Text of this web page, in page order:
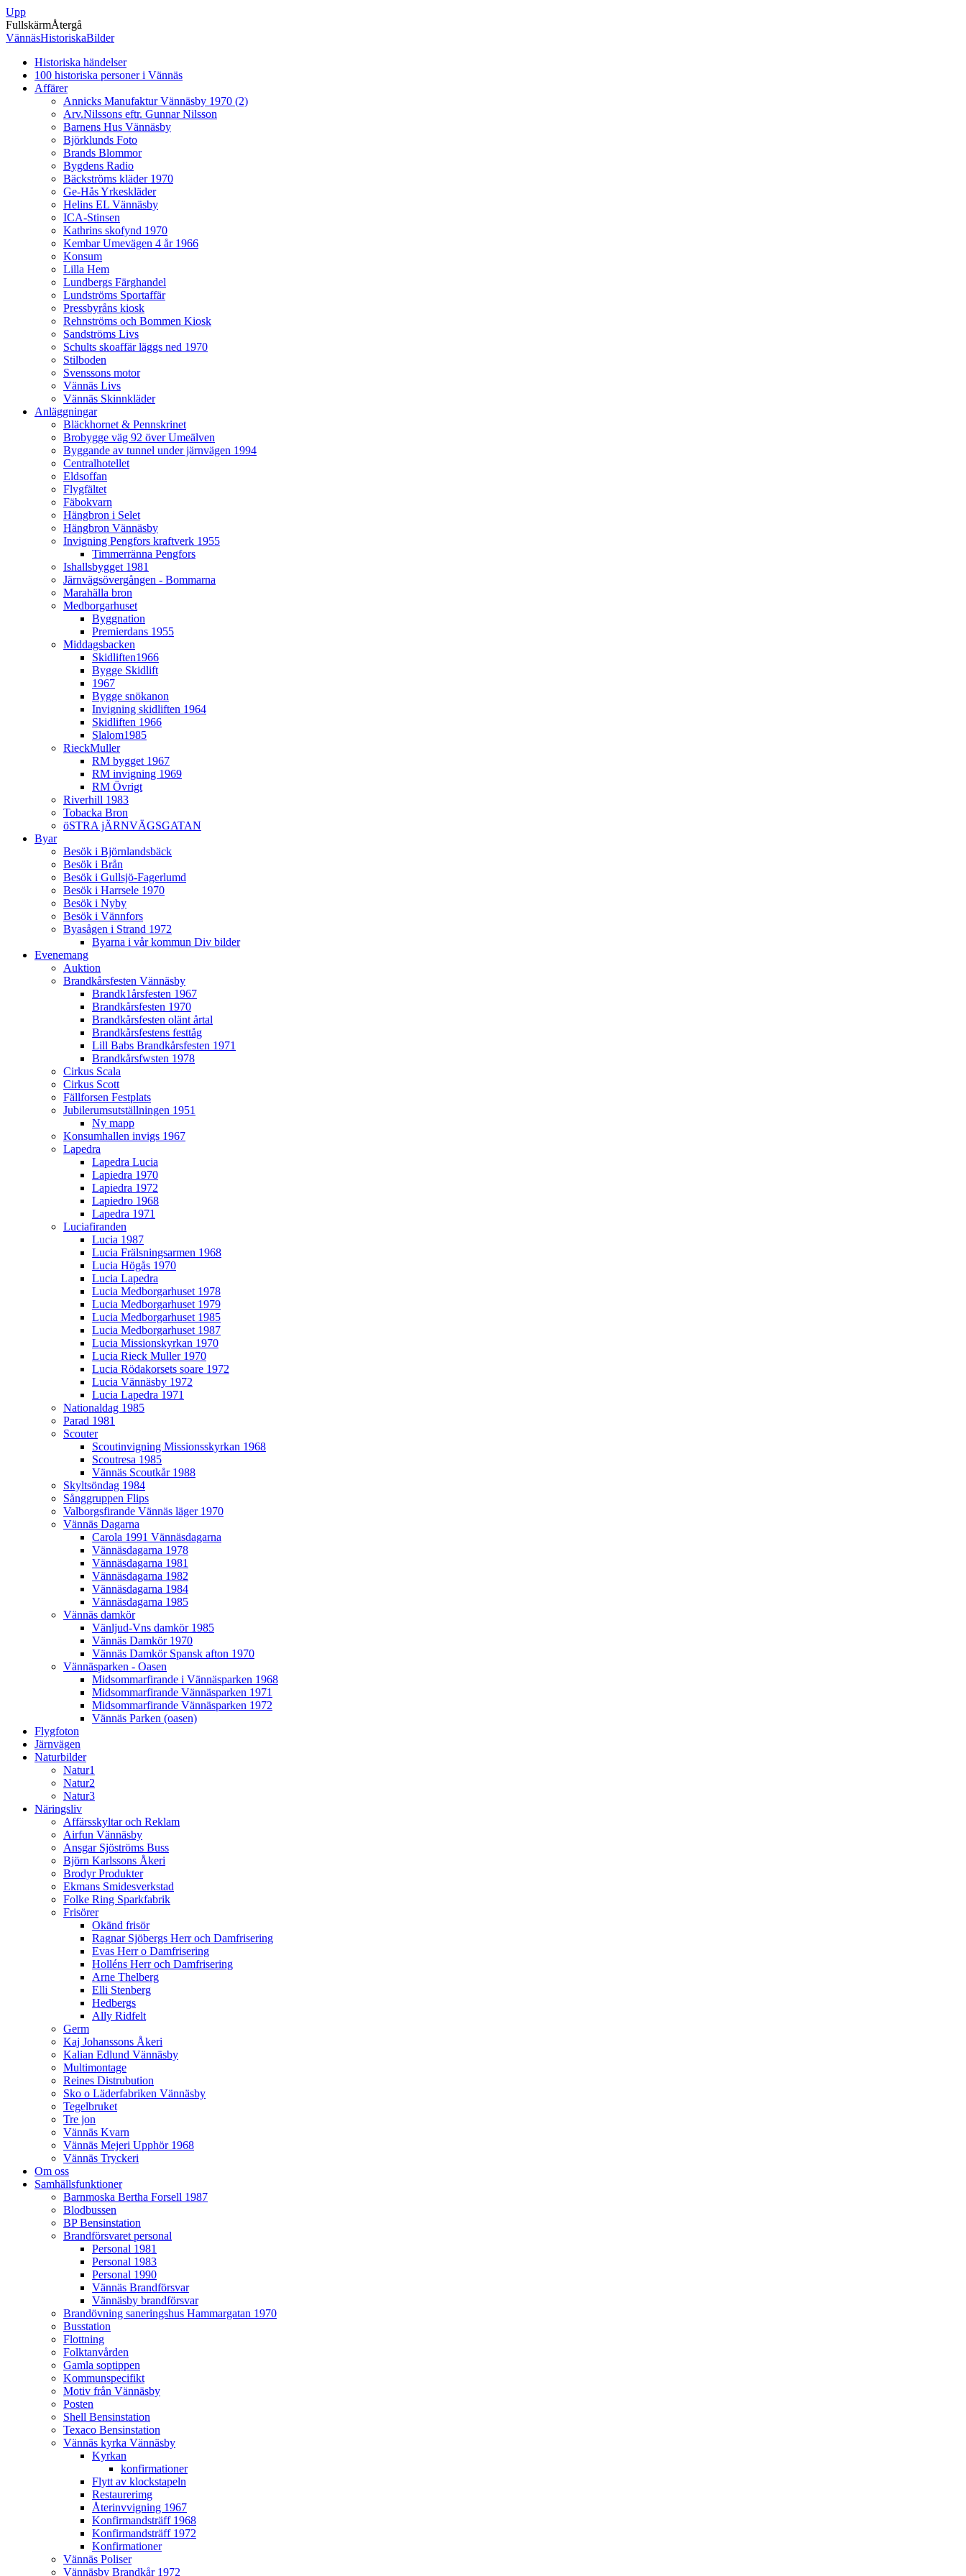
Upp
FullskärmÅtergå
VännäsHistoriskaBilder
Historiska händelser
100 historiska personer i Vännäs
Affärer
Annicks Manufaktur Vännäsby 1970 (2)
Arv.Nilssons eftr. Gunnar Nilsson
Barnens Hus Vännäsby
Björklunds Foto
Brands Blommor
Bygdens Radio
Bäckströms kläder 1970
Ge-Hås Yrkeskläder
Helins EL Vännäsby
ICA-Stinsen
Kathrins skofynd 1970
Kembar Umevägen 4 år 1966
Konsum
Lilla Hem
Lundbergs Färghandel
Lundströms Sportaffär
Pressbyråns kiosk
Rehnströms och Bommen Kiosk
Sandströms Livs
Schults skoaffär läggs ned 1970
Stilboden
Svenssons motor
Vännäs Livs
Vännäs Skinnkläder
Anläggningar
Bläckhornet & Pennskrinet
Brobygge väg 92 över Umeälven
Byggande av tunnel under järnvägen 1994
Centralhotellet
Eldsoffan
Flygfältet
Fäbokvarn
Hängbron i Selet
Hängbron Vännäsby
Invigning Pengfors kraftverk 1955
Timmerränna Pengfors
Ishallsbygget 1981
Järnvägsövergången - Bommarna
Marahälla bron
Medborgarhuset
Byggnation
Premierdans 1955
Middagsbacken
Skidliften1966
Bygge Skidlift
1967
Bygge snökanon
Invigning skidliften 1964
Skidliften 1966
Slalom1985
RieckMuller
RM bygget 1967
RM invigning 1969
RM Övrigt
Riverhill 1983
Tobacka Bron
öSTRA jÄRNVÄGSGATAN
Byar
Besök i Björnlandsbäck
Besök i Brån
Besök i Gullsjö-Fagerlumd
Besök i Harrsele 1970
Besök i Nyby
Besök i Vännfors
Byasågen i Strand 1972
Byarna i vår kommun Div bilder
Evenemang
Auktion
Brandkårsfesten Vännäsby
Brandk1årsfesten 1967
Brandkårsfesten 1970
Brandkårsfesten olänt årtal
Brandkårsfestens festtåg
Lill Babs Brandkårsfesten 1971
Brandkårsfwsten 1978
Cirkus Scala
Cirkus Scott
Fällforsen Festplats
Jubilerumsutställningen 1951
Ny mapp
Konsumhallen invigs 1967
Lapedra
Lapedra Lucia
Lapiedra 1970
Lapiedra 1972
Lapiedro 1968
Lapedra 1971
Luciafiranden
Lucia 1987
Lucia Frälsningsarmen 1968
Lucia Högås 1970
Lucia Lapedra
Lucia Medborgarhuset 1978
Lucia Medborgarhuset 1979
Lucia Medborgarhuset 1985
Lucia Medborgarhuset 1987
Lucia Missionskyrkan 1970
Lucia Rieck Muller 1970
Lucia Rödakorsets soare 1972
Lucia Vännäsby 1972
Lucia Lapedra 1971
Nationaldag 1985
Parad 1981
Scouter
Scoutinvigning Missionsskyrkan 1968
Scoutresa 1985
Vännäs Scoutkår 1988
Skyltsöndag 1984
Sånggruppen Flips
Valborgsfirande Vännäs läger 1970
Vännäs Dagarna
Carola 1991 Vännäsdagarna
Vännäsdagarna 1978
Vännäsdagarna 1981
Vännäsdagarna 1982
Vännäsdagarna 1984
Vännäsdagarna 1985
Vännäs damkör
Vänljud-Vns damkör 1985
Vännäs Damkör 1970
Vännäs Damkör Spansk afton 1970
Vännäsparken - Oasen
Midsommarfirande i Vännäsparken 1968
Midsommarfirande Vännäsparken 1971
Midsommarfirande Vännäsparken 1972
Vännäs Parken (oasen)
Flygfoton
Järnvägen
Naturbilder
Natur1
Natur2
Natur3
Näringsliv
Affärsskyltar och Reklam
Airfun Vännäsby
Ansgar Sjöströms Buss
Björn Karlssons Åkeri
Brodyr Produkter
Ekmans Smidesverkstad
Folke Ring Sparkfabrik
Frisörer
Okänd frisör
Ragnar Sjöbergs Herr och Damfrisering
Evas Herr o Damfrisering
Holléns Herr och Damfrisering
Arne Thelberg
Elli Stenberg
Hedbergs
Ally Ridfelt
Germ
Kaj Johanssons Åkeri
Kalian Edlund Vännäsby
Multimontage
Reines Distrubution
Sko o Läderfabriken Vännäsby
Tegelbruket
Tre jon
Vännäs Kvarn
Vännäs Mejeri Upphör 1968
Vännäs Tryckeri
Om oss
Samhällsfunktioner
Barnmoska Bertha Forsell 1987
Blodbussen
BP Bensinstation
Brandförsvaret personal
Personal 1981
Personal 1983
Personal 1990
Vännäs Brandförsvar
Vännäsby brandförsvar
Brandövning saneringshus Hammargatan 1970
Busstation
Flottning
Folktanvården
Gamla soptippen
Kommunspecifikt
Motiv från Vännäsby
Posten
Shell Bensinstation
Texaco Bensinstation
Vännäs kyrka Vännäsby
Kyrkan
konfirmationer
Flytt av klockstapeln
Restaurerimg
Återinvvigning 1967
Konfirmandsträff 1968
Konfirmandsträff 1972
Konfirmationer
Vännäs Poliser
Vännäsby Brandkår 1972